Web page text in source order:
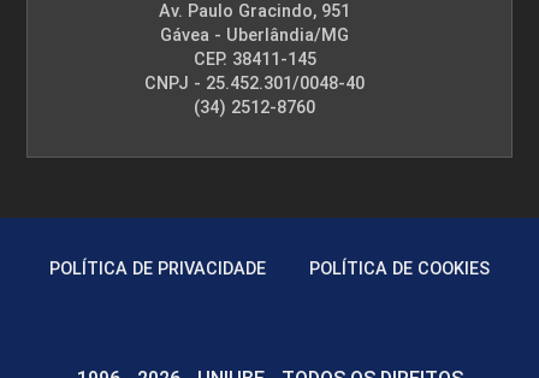
Av. Paulo Gracindo, 951
Gávea - Uberlândia/MG
CEP. 38411-145
CNPJ - 25.452.301/0048-40
(34) 2512-8760
POLÍTICA DE PRIVACIDADE POLÍTICA DE COOKIES